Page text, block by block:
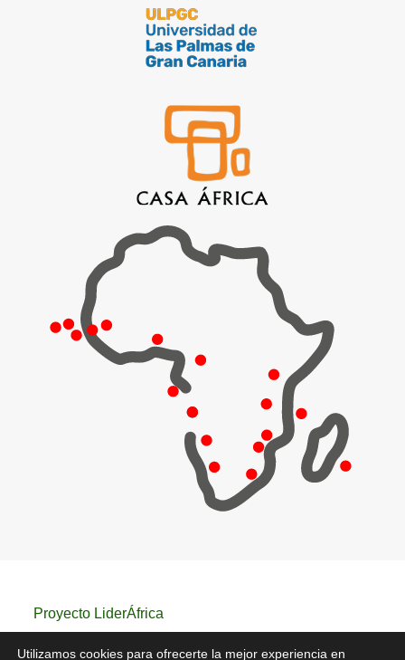
Proyecto LiderÁfrica
Utilizamos cookies para ofrecerte la mejor experiencia en